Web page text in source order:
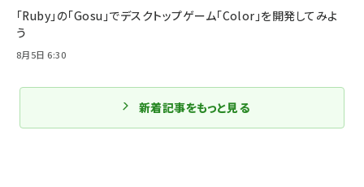
「Ruby」の「Gosu」でデスクトップゲーム「Color」を開発してみよ
う
8月5日 6:30
新着記事をもっと見る